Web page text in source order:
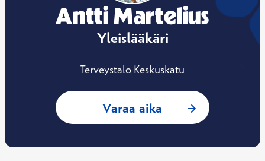
Antti Martelius
Yleislääkäri
Terveystalo Keskuskatu
Varaa aika : Antti Martelius,